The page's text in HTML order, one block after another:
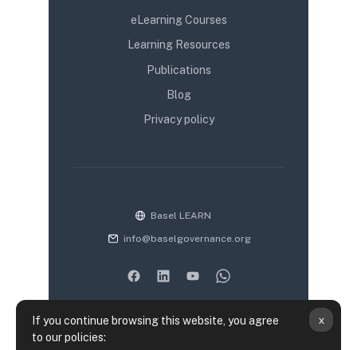
If you continue browsing this website, you agree
to our policies:
x
eLearning Courses
Learning Resources
Publications
Blog
Privacy policy
Basel LEARN
info@baselgovernance.org